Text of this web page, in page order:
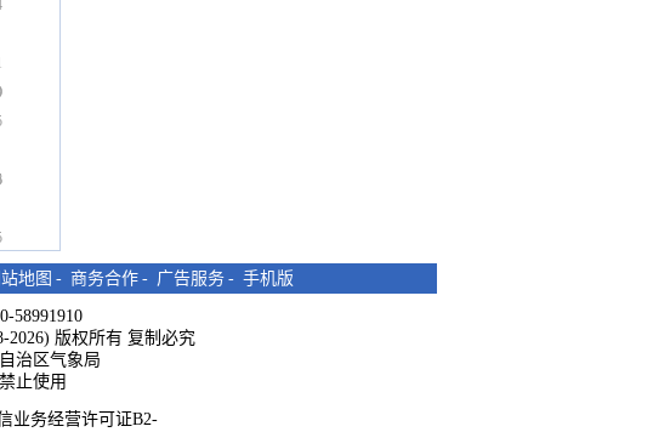
地图 - 商务合作 - 广告服务 - 手机版
58991910
2026) 版权所有 复制必究
治区气象局
止使用
业务经营许可证B2-